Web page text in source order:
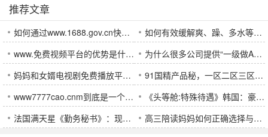
推荐文章
如何通过www.1688.gov.cn快速获取政府服务：政务公开与企业支持的全面指南
如何有效缓解爽、躁、多水等情绪问题，避免快受不了了的困境？
www.免费视频平台的优势是什么？为何越来越多用户选择它？
为什么很多公司提供“一级做AE是免费”岗位？这些岗位是否值得申请？
妈妈和女婿电视剧免费播放平台推荐：如何轻松在线免费观看最新家庭剧集？
91国精产品秘，一区二区三区有什么区别？哪个更适合您？
www7777cao.cnm到底是一个什么样的网站？揭秘它的独特魅力与未来发展前景
《头等舱:特殊待遇》韩国：豪华背后的阶层冲突与人性探讨
法国满天星《勤务秘书》：现代职场的权力博弈与人际纠葛，你是否能在这场挑战中脱颖而出？
高三陪读妈妈如何正确选择与使用避孕套以保障健康？